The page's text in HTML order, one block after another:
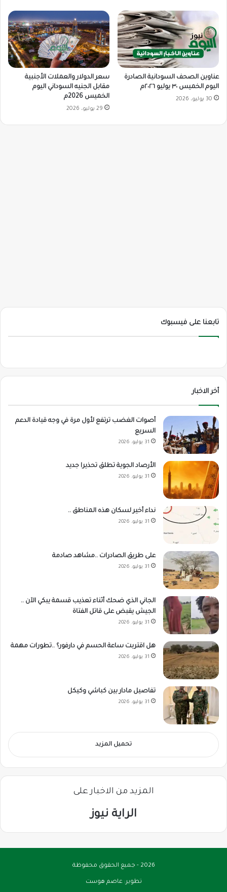
عناوين الصحف السودانية الصادرة
اليوم الخميس ٣٠ يوليو ٢٠٢٦م
30 يوليو، 2026
سعر الدولار والعملات الأجنبية
مقابل الجنيه السوداني اليوم
الخميس 2026م
29 يوليو، 2026
تابعنا على فيسبوك
أخر الاخبار
أصوات الغضب ترتفع لأول مرة في وجه قيادة الدعم
السريع
31 يوليو، 2026
الأرصاد الجوية تطلق تحذيرا جديد
31 يوليو، 2026
نداء أخير لسكان هذه المناطق ..
31 يوليو، 2026
على طريق الصادرات ..مشاهد صادمة
31 يوليو، 2026
الجاني الذي ضحك أثناء تعذيب قسمة يبكي الآن ..
الجيش يقبض على قاتل الفتاة
31 يوليو، 2026
هل اقتربت ساعة الحسم في دارفور؟ ..تطورات مهمة
31 يوليو، 2026
تفاصيل مادار بين كباشي وكيكل
31 يوليو، 2026
تحميل المزيد
المزيد من الاخبار على
الراية نيوز
2026 - جميع الحقوق محفوظة
تطوير:عاصم هوست